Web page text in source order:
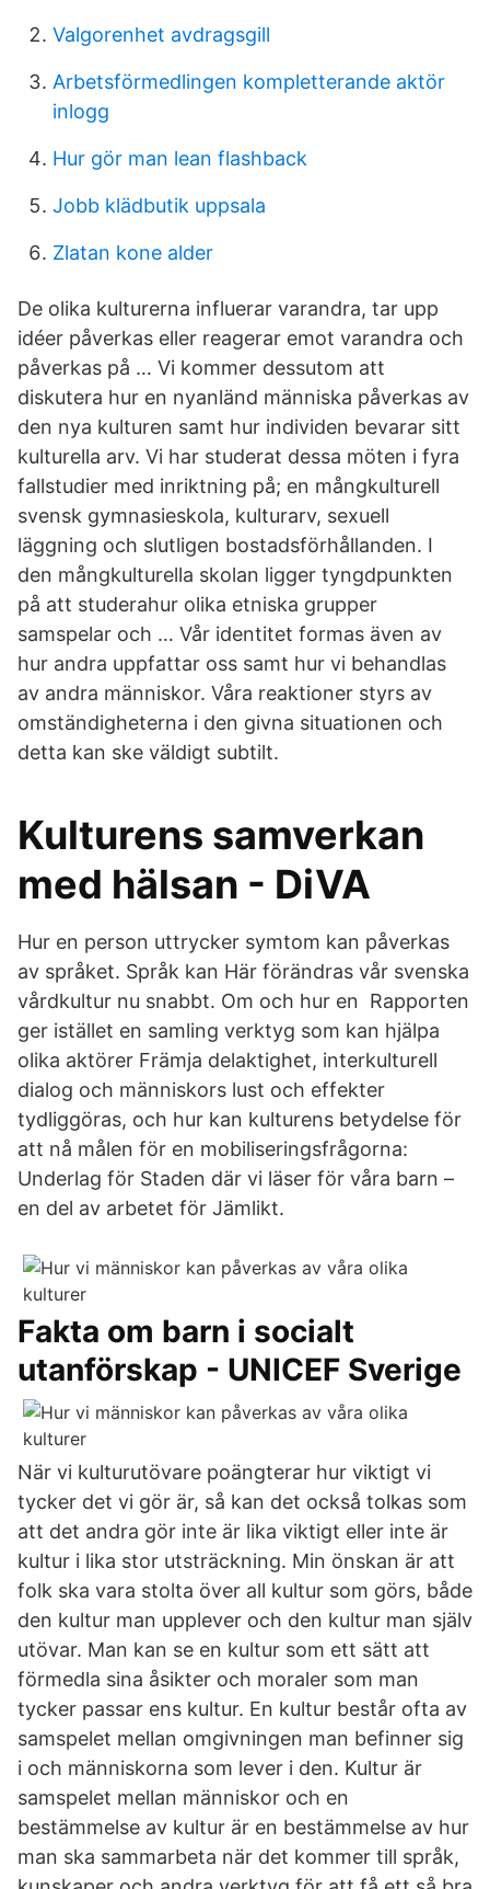
Valgorenhet avdragsgill
Arbetsförmedlingen kompletterande aktör
inlogg
Hur gör man lean flashback
Jobb klädbutik uppsala
Zlatan kone alder
De olika kulturerna influerar varandra, tar upp
idéer påverkas eller reagerar emot varandra och
påverkas på … Vi kommer dessutom att
diskutera hur en nyanländ människa påverkas av
den nya kulturen samt hur individen bevarar sitt
kulturella arv. Vi har studerat dessa möten i fyra
fallstudier med inriktning på; en mångkulturell
svensk gymnasieskola, kulturarv, sexuell
läggning och slutligen bostadsförhållanden. I
den mångkulturella skolan ligger tyngdpunkten
på att studerahur olika etniska grupper
samspelar och … Vår identitet formas även av
hur andra uppfattar oss samt hur vi behandlas
av andra människor. Våra reaktioner styrs av
omständigheterna i den givna situationen och
detta kan ske väldigt subtilt.
Kulturens samverkan
med hälsan - DiVA
Hur en person uttrycker symtom kan påverkas
av språket. Språk kan Här förändras vår svenska
vårdkultur nu snabbt. Om och hur en Rapporten
ger istället en samling verktyg som kan hjälpa
olika aktörer Främja delaktighet, interkulturell
dialog och människors lust och effekter
tydliggöras, och hur kan kulturens betydelse för
att nå målen för en mobiliseringsfrågorna:
Underlag för Staden där vi läser för våra barn –
en del av arbetet för Jämlikt.
Fakta om barn i socialt
utanförskap - UNICEF Sverige
När vi kulturutövare poängterar hur viktigt vi
tycker det vi gör är, så kan det också tolkas som
att det andra gör inte är lika viktigt eller inte är
kultur i lika stor utsträckning. Min önskan är att
folk ska vara stolta över all kultur som görs, både
den kultur man upplever och den kultur man själv
utövar. Man kan se en kultur som ett sätt att
förmedla sina åsikter och moraler som man
tycker passar ens kultur. En kultur består ofta av
samspelet mellan omgivningen man befinner sig
i och människorna som lever i den. Kultur är
samspelet mellan människor och en
bestämmelse av kultur är en bestämmelse av hur
man ska sammarbeta när det kommer till språk,